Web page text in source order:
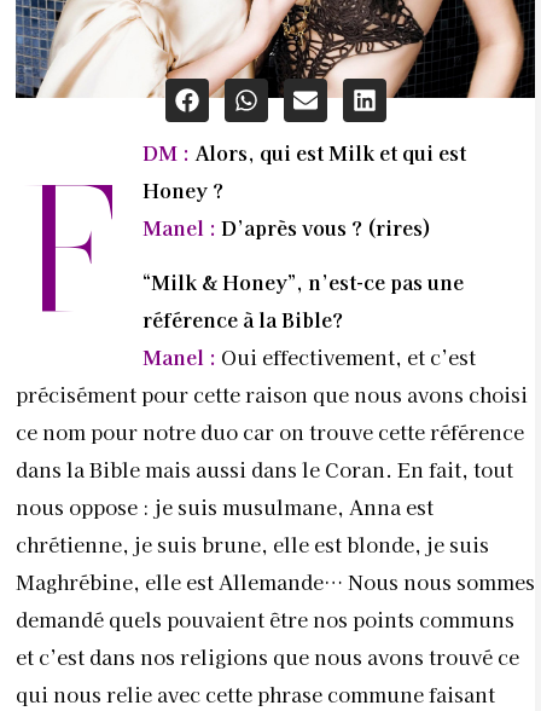
F DM : Alors, qui est Milk et qui est
Honey ?
Manel : D’après vous ? (rires)
“Milk & Honey”, n’est-ce pas une
référence à la Bible?
Manel : Oui effectivement, et c’est
précisément pour cette raison que nous avons choisi
ce nom pour notre duo car on trouve cette référence
dans la Bible mais aussi dans le Coran. En fait, tout
nous oppose : je suis musulmane, Anna est
chrétienne, je suis brune, elle est blonde, je suis
Maghrébine, elle est Allemande… Nous nous sommes
demandé quels pouvaient être nos points communs
et c’est dans nos religions que nous avons trouvé ce
qui nous relie avec cette phrase commune faisant